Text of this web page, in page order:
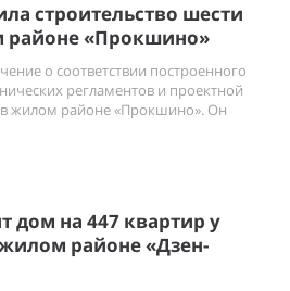
строительство шести
районе «Прокшино»
о соответствии построенного
регламентов и проектной
жилом районе «Прокшино». Он
дом на 447 квартир у
районе «Дзен-